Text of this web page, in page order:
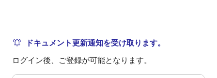
タのスナップショットを取得することができます。 低
ため、ZL8802は単一の入力電源で動作し、リニア・レ
ギュレータを追加する必要がありません。 VDRV LDO
ドキュメント更新通知を受け取ります。
ログイン後、ご登録が可能となります。